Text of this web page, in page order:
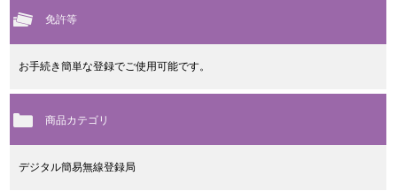
免許等
お手続き簡単な登録でご使用可能です。
商品カテゴリ
デジタル簡易無線登録局